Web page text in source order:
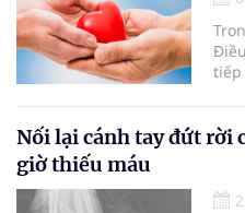
tiếp
Nối lại cánh tay đứt rời
giờ thiếu máu